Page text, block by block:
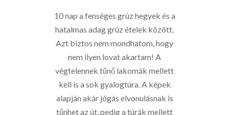
10 nap a fenséges grúz hegyek és a
hatalmas adag grúz ételek között.
Azt biztos nem mondhatom, hogy
nem ilyen lovat akartam! A
végtelennek tűnő lakomák mellett
kell is a sok gyalogtúra. A képek
alapján akár jógás elvonulásnak is
tűnhet az út, pedig a túrák mellett